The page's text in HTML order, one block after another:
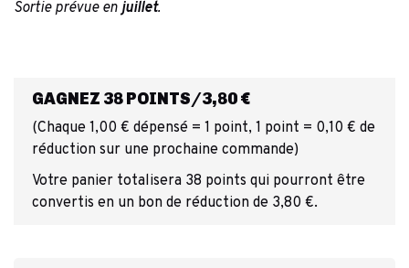
Sortie prévue enjuillet.
GAGNEZ 38 POINTS/3,80 €
(Chaque 1,00 € dépensé = 1 point, 1 point = 0,10 € de
réduction sur une prochaine commande)
Votre panier totalisera 38 points qui pourront être
convertis en un bon de réduction de 3,80 €.